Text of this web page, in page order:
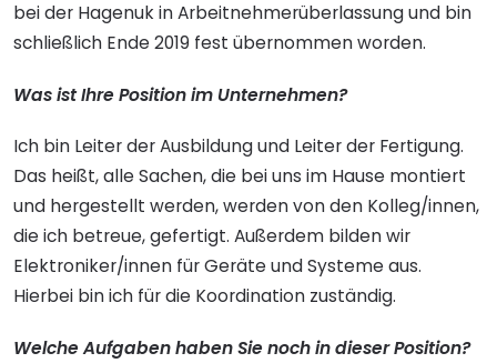
bei der Hagenuk in Arbeitnehmerüberlassung und bin
schließlich Ende 2019 fest übernommen worden.
Was ist Ihre Position im Unternehmen?
Ich bin Leiter der Ausbildung und Leiter der Fertigung.
Das heißt, alle Sachen, die bei uns im Hause montiert
und hergestellt werden, werden von den Kolleg/innen,
die ich betreue, gefertigt. Außerdem bilden wir
Elektroniker/innen für Geräte und Systeme aus.
Hierbei bin ich für die Koordination zuständig.
Welche Aufgaben haben Sie noch in dieser Position?